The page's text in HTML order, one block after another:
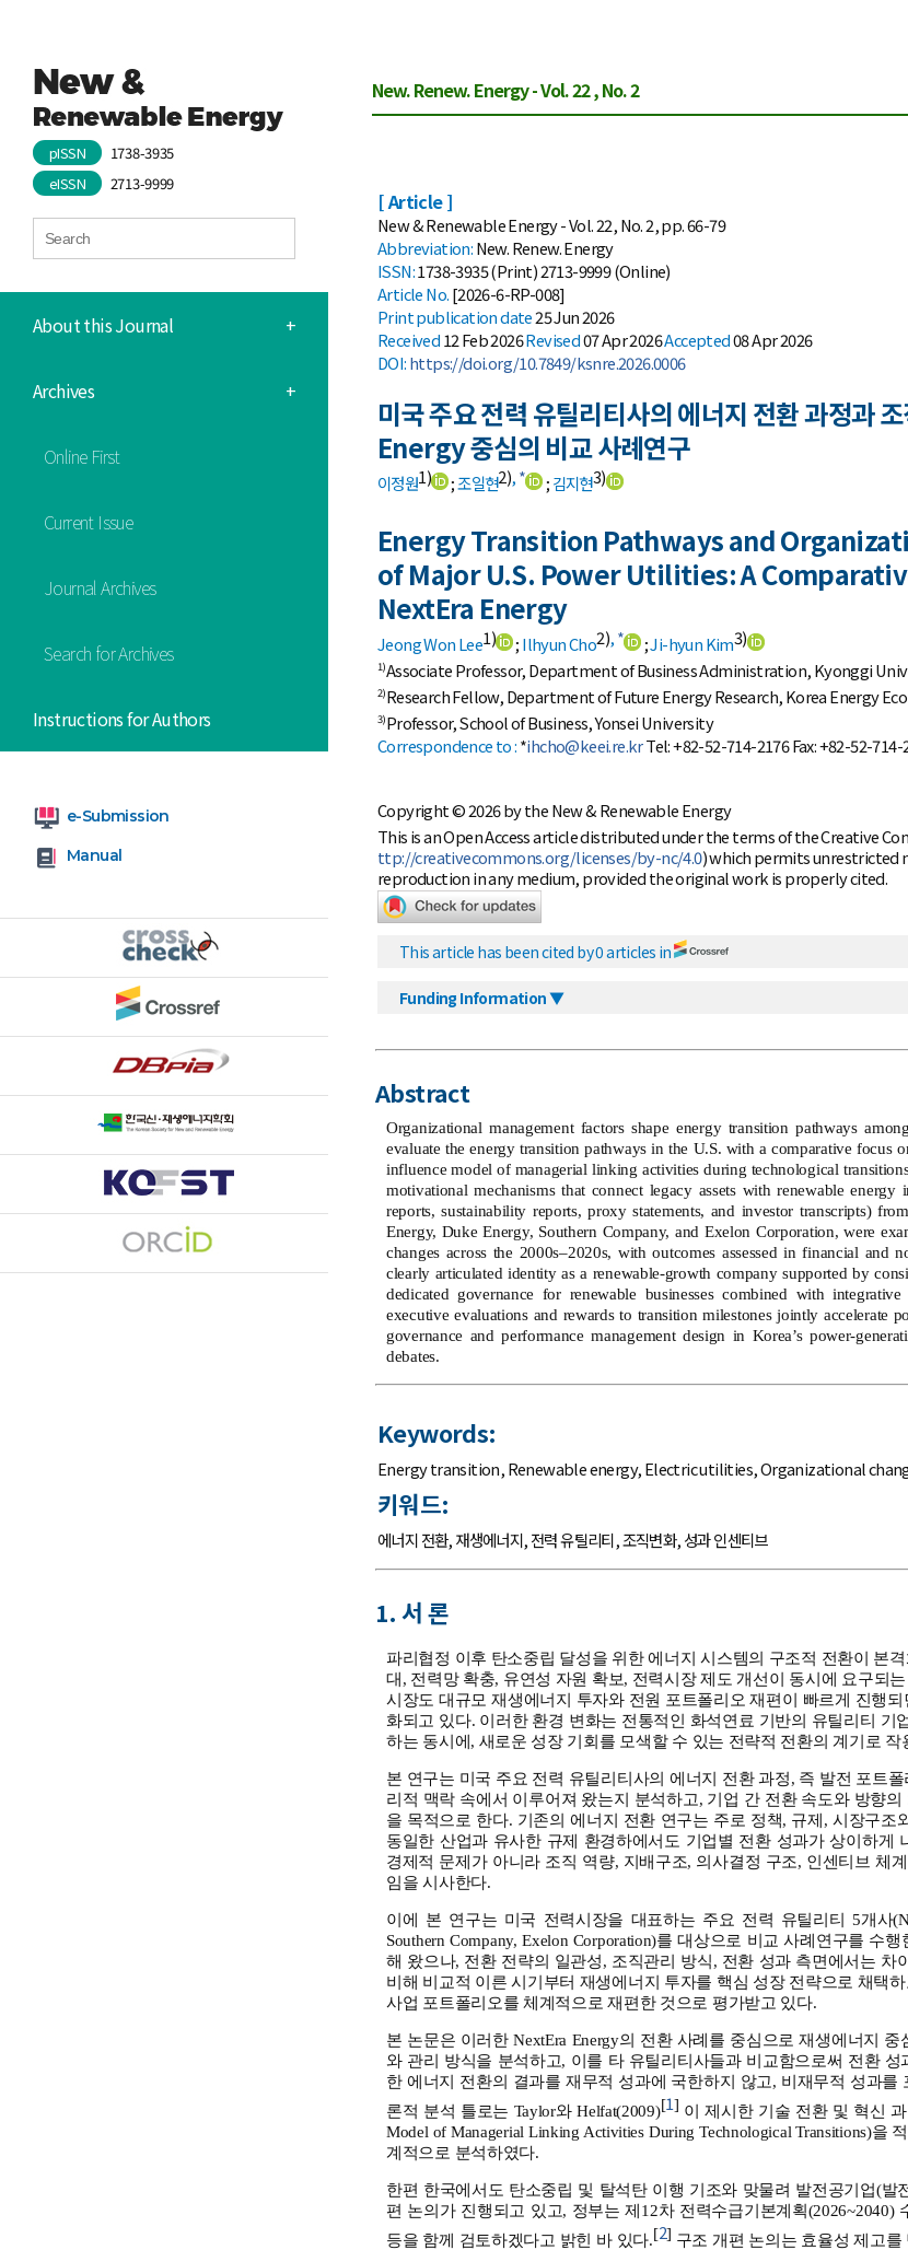
pISSN
1738-3935
eISSN
2713-9999
About this Journal +
Archives +
Online First
Current Issue
Journal Archives
Search for Archives
Instructions for Authors
e-Submission
Manual
New. Renew. Energy - Vol. 22 , No. 2
[ Article ]
New & Renewable Energy - Vol. 22, No. 2, pp. 66-79
Abbreviation:New. Renew. Energy
ISSN:1738-3935 (Print) 2713-9999 (Online)
Article No.[2026-6-RP-008]
Printpublication date25 Jun 2026
Received12 Feb 2026Revised07 Apr 2026Accepted08 Apr 2026
DOI:https://doi.org/10.7849/ksnre.2026.0006
미국 주요 전력 유틸리티사의 에너지 전환 과정과
Energy 중심의 비교 사례연구
이정원1) ;조일현2),* ;김지현3)
Energy Transition Pathways and
of Major U.S. Power Utilities: A
NextEra Energy
Jeong Won Lee1) ;Ilhyun Cho2),* ;Ji-hyun Kim3)
1)Associate Professor, Department of Business Administration, Kyonggi
2)Research Fellow, Department of Future Energy Research, Korea Energy
3)Professor, School of Business, Yonsei University
Correspondence to :*ihcho@keei.re.krTel: +82-52-714-2176 Fax: +82-52-714-
Copyright © 2026 by the New & Renewable Energy
This is an Open Access article distributed under the terms of the Creative
ttp://creativecommons.org/licenses/by-nc/4.0) which permits unrestricted
reproduction in any medium, provided the original work is properly cited.
This article has been cited by 0 articles in
Funding Information ▼
Abstract
Organizational management factors shape energy transition pathways
evaluate the energy transition pathways in the U.S. with a comparative focus
influence model of managerial linking activities during technological
motivational mechanisms that connect legacy assets with renewable
reports, sustainability reports, proxy statements, and investor transcripts)
Energy, Duke Energy, Southern Company, and Exelon Corporation, were
changes across the 2000s–2020s, with outcomes assessed in financial and
clearly articulated identity as a renewable-growth company supported by
dedicated governance for renewable businesses combined with
executive evaluations and rewards to transition milestones jointly accelerate
governance and performance management design in Korea’s power-
debates.
Keywords:
Energy transition,Renewable energy,Electric utilities,Organizational
키워드:
에너지 전환,재생에너지,전력 유틸리티,조직변화,성과 인센티브
1. 서 론
파리협정 이후 탄소중립 달성을 위한 에너지 시스템의 구조적 전환이 본
대, 전력망 확충, 유연성 자원 확보, 전력시장 제도 개선이 동시에 요구되
시장도 대규모 재생에너지 투자와 전원 포트폴리오 재편이 빠르게 진행
화되고 있다. 이러한 환경 변화는 전통적인 화석연료 기반의 유틸리티 기
하는 동시에, 새로운 성장 기회를 모색할 수 있는 전략적 전환의 계기로 작
본 연구는 미국 주요 전력 유틸리티사의 에너지 전환 과정, 즉 발전 포트
리적 맥락 속에서 이루어져 왔는지 분석하고, 기업 간 전환 속도와 방향
을 목적으로 한다. 기존의 에너지 전환 연구는 주로 정책, 규제, 시장구
동일한 산업과 유사한 규제 환경하에서도 기업별 전환 성과가 상이하게
경제적 문제가 아니라 조직 역량, 지배구조, 의사결정 구조, 인센티브 체
임을 시사한다.
이에 본 연구는 미국 전력시장을 대표하는 주요 전력 유틸리티 5개사
Southern Company, Exelon Corporation)를 대상으로 비교 사례연구를 수
해 왔으나, 전환 전략의 일관성, 조직관리 방식, 전환 성과 측면에서는 차
비해 비교적 이른 시기부터 재생에너지 투자를 핵심 성장 전략으로 채택
사업 포트폴리오를 체계적으로 재편한 것으로 평가받고 있다.
본 논문은 이러한 NextEra Energy의 전환 사례를 중심으로 재생에너지
와 관리 방식을 분석하고, 이를 타 유틸리티사들과 비교함으로써 전환
한 에너지 전환의 결과를 재무적 성과에 국한하지 않고, 비재무적 성과를
론적 분석 틀로는 Taylor와 Helfat(2009)[1] 이 제시한 기술 전환 및 혁신
Model of Managerial Linking Activities During Technological Transitions)을
계적으로 분석하였다.
한편 한국에서도 탄소중립 및 탈석탄 이행 기조와 맞물려 발전공기업(발
편 논의가 진행되고 있고, 정부는 제12차 전력수급기본계획(2026~2040)
등을 함께 검토하겠다고 밝힌 바 있다.[2] 구조 개편 논의는 효율성 제고를